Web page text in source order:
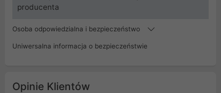
producenta
Osoba odpowiedzialna i bezpieczeństwo
Uniwersalna informacja o bezpieczeństwie
Opinie Klientów